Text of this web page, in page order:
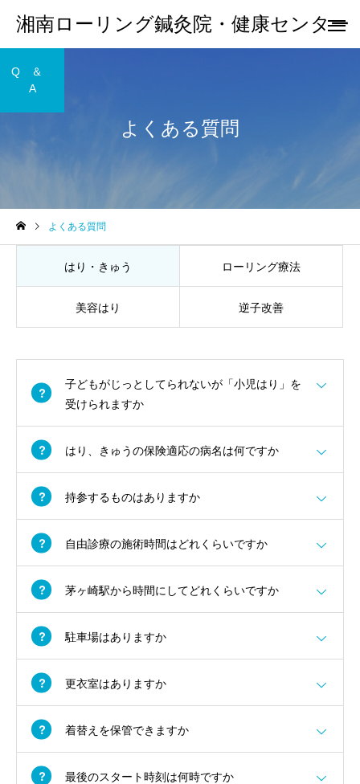
湘南ローリング鍼灸院・健康センター
ホームページ更新 臨時休業
よくある質問
Q ＆
A
よくある質問
はり・きゅう ローリング療法
美容はり 逆子改善
子どもがじっとしてられないが「小児はり」を
受けられますか
はり、きゅうの保険適応の病名は何ですか
持参するものはありますか
自由診療の施術時間はどれくらいですか
茅ヶ崎駅から時間にしてどれくらいですか
駐車場はありますか
更衣室はありますか
着替えを保管できますか
最後のスタート時刻は何時ですか